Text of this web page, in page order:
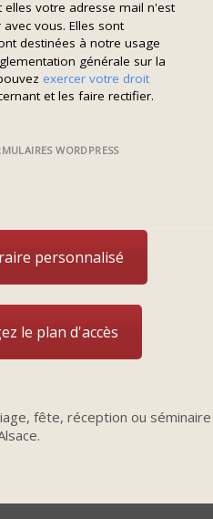
votre adresse mail n'est
vous. Elles sont
destinées à notre usage
générale sur la
exercer votre droit
et les faire rectifier.
WORDPRESS
personnalisé
le plan d'accès
fête, réception ou séminaire